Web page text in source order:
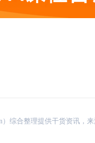
）综合整理提供干货资讯